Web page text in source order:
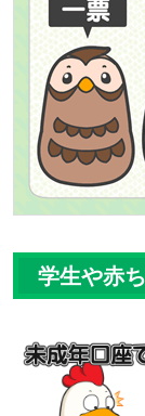
学生や赤